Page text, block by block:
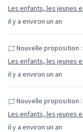
il y a environ un an
Les enfants, les jeunes
il y a environ un an
Nouvelle proposition :
Les enfants, les jeunes
il y a environ un an
Nouvelle proposition :
Les enfants, les jeunes